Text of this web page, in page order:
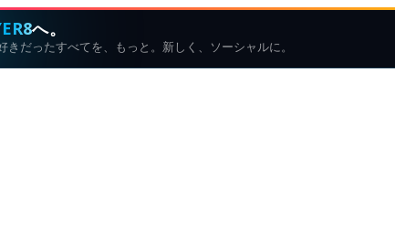
へ。
きだったすべてを、もっと。新しく、ソーシャルに。